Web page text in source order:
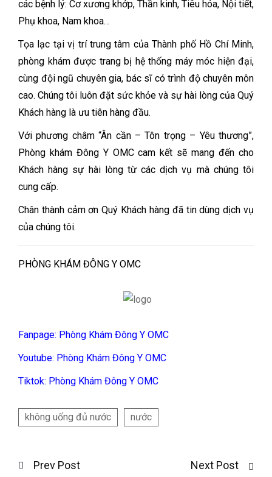
các bệnh lý: Cơ xương khớp, Thần kinh, Tiêu hóa, Nội tiết,
Phụ khoa, Nam khoa…
Tọa lạc tại vị trí trung tâm của Thành phố Hồ Chí Minh,
phòng khám được trang bị hệ thống máy móc hiện đại,
cùng đội ngũ chuyên gia, bác sĩ có trình độ chuyên môn
cao. Chúng tôi luôn đặt sức khỏe và sự hài lòng của Quý
Khách hàng là ưu tiên hàng đầu.
Với phương châm “Ân cần – Tôn trọng – Yêu thương”,
Phòng khám Đông Y OMC cam kết sẽ mang đến cho
Khách hàng sự hài lòng từ các dịch vụ mà chúng tôi
cung cấp.
Chân thành cảm ơn Quý Khách hàng đã tin dùng dịch vụ
của chúng tôi.
PHÒNG KHÁM ĐÔNG Y OMC
Fanpage: Phòng Khám Đông Y OMC
Youtube: Phòng Khám Đông Y OMC
Tiktok: Phòng Khám Đông Y OMC
không uống đủ nước nước
Prev Post Next Post